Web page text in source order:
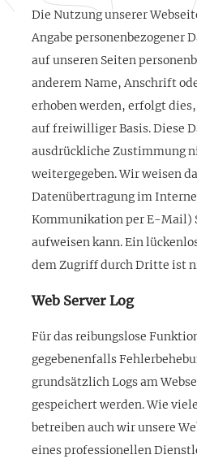
Die Nutzung unserer
Angabe personenbezogener
auf unseren Seiten
anderem Name, Anschrift
erhoben werden, erfolgt
auf freiwilliger Basis. Diese
ausdrückliche Zustimmung
weitergegeben. Wir weisen
Datenübertragung im
Kommunikation per E-Mail)
aufweisen kann. Ein
dem Zugriff durch Dritte ist
Web Server Log
Für das reibungslose
gegebenenfalls
grundsätzlich Logs am
gespeichert werden. Wie
betreiben auch wir unsere
eines professionellen